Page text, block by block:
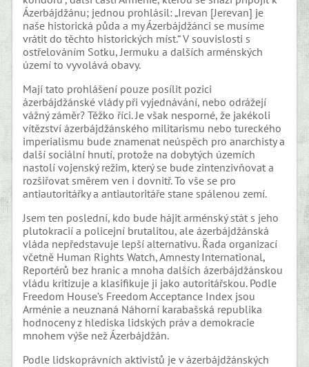
Ázerbájdžánu; jednou prohlásil: „Irevan [Jerevan] je
naše historická půda a my Ázerbájdžánci se musíme
vrátit do těchto historických míst.“ V souvislosti s
ostřelováním Sotku, Jermuku a dalších arménských
území to vyvolává obavy.
Mají tato prohlášení pouze posílit pozici
ázerbájdžánské vlády při vyjednávání, nebo odrážejí
vážný záměr? Těžko říci. Je však nesporné, že jakékoli
vítězství ázerbájdžánského militarismu nebo tureckého
imperialismu bude znamenat neúspěch pro anarchisty a
další sociální hnutí, protože na dobytých územích
nastolí vojenský režim, který se bude zintenzivňovat a
rozšiřovat směrem ven i dovnitř. To vše se pro
antiautoritářky a antiautoritáře stane spálenou zemí.
Jsem ten poslední, kdo bude hájit arménský stát s jeho
plutokracií a policejní brutalitou, ale ázerbájdžánská
vláda nepředstavuje lepší alternativu. Řada organizací
včetně Human Rights Watch, Amnesty International,
Reportérů bez hranic a mnoha dalších ázerbájdžánskou
vládu kritizuje a klasifikuje ji jako autoritářskou. Podle
Freedom House’s Freedom Acceptance Index jsou
Arménie a neuznaná Náhorní karabašská republika
hodnoceny z hlediska lidských práv a demokracie
mnohem výše než Ázerbájdžán.
Podle lidskoprávních aktivistů je v ázerbájdžánských